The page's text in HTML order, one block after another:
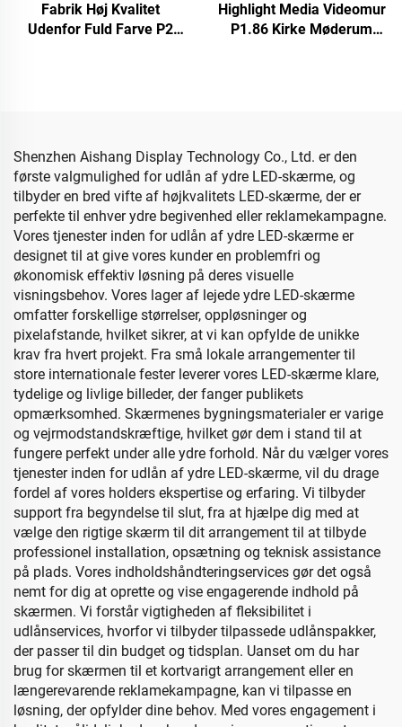
Fabrik Høj Kvalitet
Udenfor Fuld Farve P2
Highlight Media Videomur
P1.86 Kirke Møderum
Shenzhen Aishang Display Technology Co., Ltd. er den
første valgmulighed for udlån af ydre LED-skærme, og
tilbyder en bred vifte af højkvalitets LED-skærme, der er
perfekte til enhver ydre begivenhed eller reklamekampagne.
Vores tjenester inden for udlån af ydre LED-skærme er
designet til at give vores kunder en problemfri og
økonomisk effektiv løsning på deres visuelle
visningsbehov. Vores lager af lejede ydre LED-skærme
omfatter forskellige størrelser, oppløsninger og
pixelafstande, hvilket sikrer, at vi kan opfylde de unikke
krav fra hvert projekt. Fra små lokale arrangementer til
store internationale fester leverer vores LED-skærme klare,
tydelige og livlige billeder, der fanger publikets
opmærksomhed. Skærmenes bygningsmaterialer er varige
og vejrmodstandskræftige, hvilket gør dem i stand til at
fungere perfekt under alle ydre forhold. Når du vælger vores
tjenester inden for udlån af ydre LED-skærme, vil du drage
fordel af vores holders ekspertise og erfaring. Vi tilbyder
support fra begyndelse til slut, fra at hjælpe dig med at
vælge den rigtige skærm til dit arrangement til at tilbyde
professionel installation, opsætning og teknisk assistance
på plads. Vores indholdshåndteringservices gør det også
nemt for dig at oprette og vise engagerende indhold på
skærmen. Vi forstår vigtigheden af fleksibilitet i
udlånservices, hvorfor vi tilbyder tilpassede udlånspakker,
der passer til din budget og tidsplan. Uanset om du har
brug for skærmen til et kortvarigt arrangement eller en
længerevarende reklamekampagne, kan vi tilpasse en
løsning, der opfylder dine behov. Med vores engagement i